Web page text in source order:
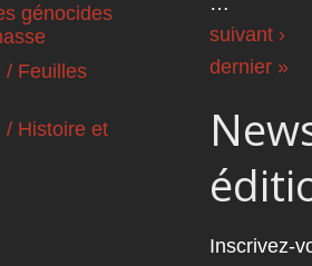
génocides
/ Feuilles
/ Histoire et
suivant ›
dernier »
Inscrivez-